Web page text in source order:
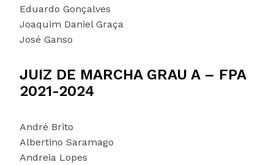
Eduardo Gonçalves
Joaquim Daniel Graça
José Ganso
JUIZ DE MARCHA GRAU A – FPA
2021-2024
André Brito
Albertino Saramago
Andreia Lopes